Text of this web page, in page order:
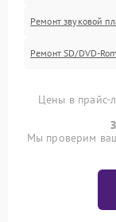
Ремонт звуковой
Ремонт SD/DVD-Rom
Цены в прайс-
Мы проверим